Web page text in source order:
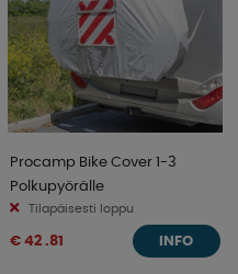
Procamp Bike Cover 1-3
Polkupyörälle
Tilapäisesti loppu
€ 42 .81 INFO